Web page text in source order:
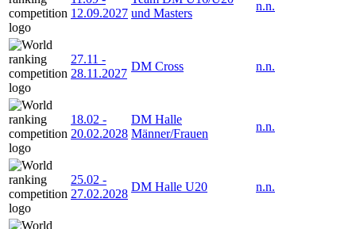
12.09.2027 und Masters
n.n.
27.11 -
28.11.2027
DM Cross n.n.
18.02 -
20.02.2028
DM Halle
Männer/Frauen
n.n.
25.02 -
27.02.2028
DM Halle U20 n.n.